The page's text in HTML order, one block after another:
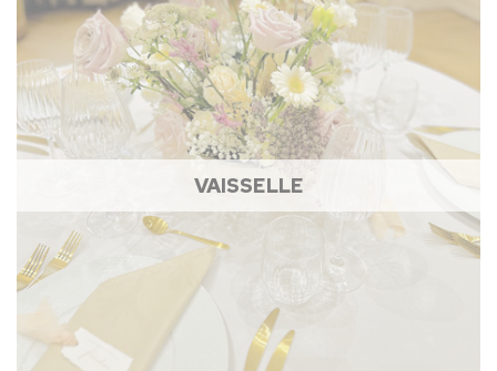
VAISSELLE